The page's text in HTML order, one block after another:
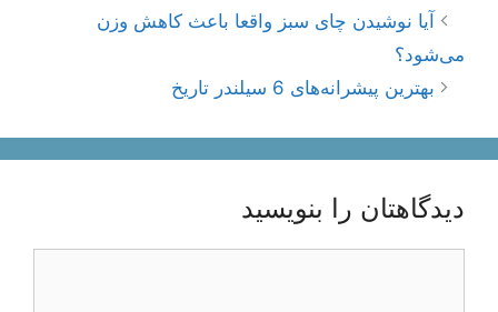
ناوبری
نوشته‌ها
آیا نوشیدن چای سبز واقعا باعث کاهش وزن
می‌شود؟
بهترین پیشرانه‌های 6 سیلندر تاریخ
دیدگاهتان را بنویسید